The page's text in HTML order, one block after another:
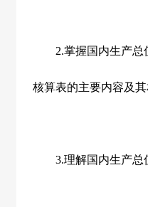
2.掌握国内生产总
核算表的主要内容及其
3.理解国内生产总